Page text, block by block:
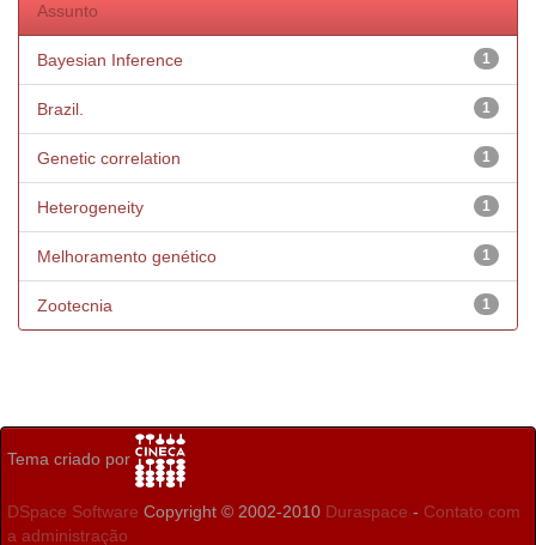
Assunto
1
Bayesian Inference
1
Brazil.
1
Genetic correlation
1
Heterogeneity
1
Melhoramento genético
1
Zootecnia
Tema criado por
DSpace Software Copyright © 2002-2010 Duraspace - Contato com
a administração